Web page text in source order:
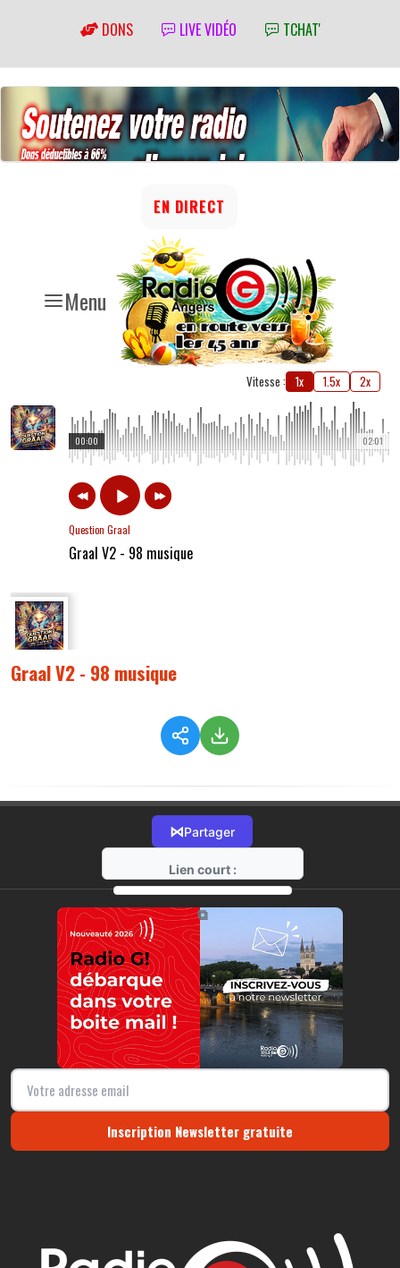
DONS LIVE VIDÉO TCHAT'
Menu
EN DIRECT
Vitesse : 1x 1.5x 2x
02:01
00:00
Question Graal
Graal V2 - 98 musique
Graal V2 - 98 musique
⋈Partager
Lien court :
https://radio-g.fr?14527
⧉
Inscription Newsletter gratuite